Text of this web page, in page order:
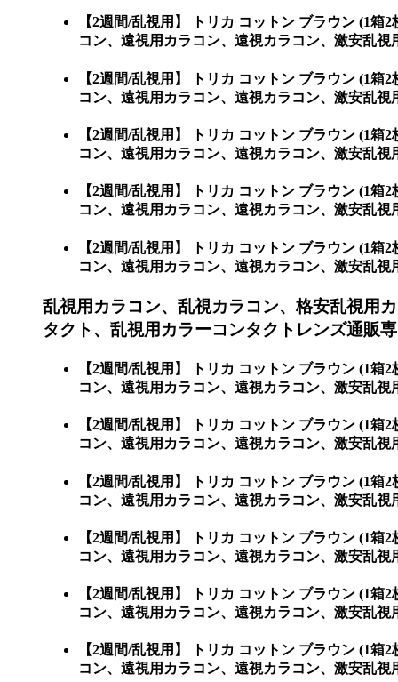
【2週間/乱視用】 トリカ コットン ブラウン (1
コン、遠視用カラコン、遠視カラコン、激安乱
【2週間/乱視用】 トリカ コットン ブラウン (1
コン、遠視用カラコン、遠視カラコン、激安乱
【2週間/乱視用】 トリカ コットン ブラウン (1
コン、遠視用カラコン、遠視カラコン、激安乱
【2週間/乱視用】 トリカ コットン ブラウン (1
コン、遠視用カラコン、遠視カラコン、激安乱
【2週間/乱視用】 トリカ コットン ブラウン (1
コン、遠視用カラコン、遠視カラコン、激安乱視
乱視用カラコン、乱視カラコン、格安乱視用
タクト、乱視用カラーコンタクトレンズ通販
【2週間/乱視用】 トリカ コットン ブラウン (1
コン、遠視用カラコン、遠視カラコン、激安乱
【2週間/乱視用】 トリカ コットン ブラウン (1
コン、遠視用カラコン、遠視カラコン、激安乱
【2週間/乱視用】 トリカ コットン ブラウン (1
コン、遠視用カラコン、遠視カラコン、激安乱
【2週間/乱視用】 トリカ コットン ブラウン (1
コン、遠視用カラコン、遠視カラコン、激安乱
【2週間/乱視用】 トリカ コットン ブラウン (1
コン、遠視用カラコン、遠視カラコン、激安乱
【2週間/乱視用】 トリカ コットン ブラウン (1
コン、遠視用カラコン、遠視カラコン、激安乱